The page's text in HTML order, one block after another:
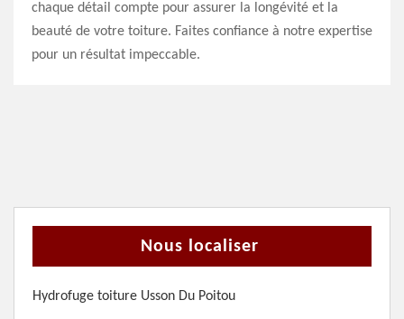
chaque détail compte pour assurer la longévité et la
beauté de votre toiture. Faites confiance à notre expertise
pour un résultat impeccable.
Nous localiser
Hydrofuge toiture Usson Du Poitou